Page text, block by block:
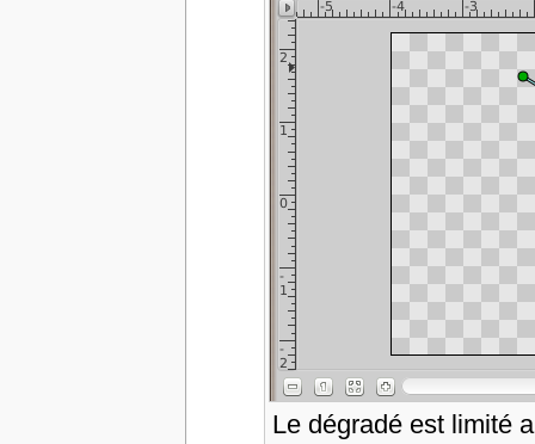
Le dégradé est limité